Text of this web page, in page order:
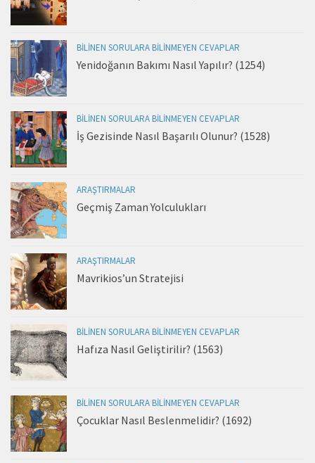
BILINEN SORULARA BILINMEYEN CEVAPLAR
Yenidoğanın Bakımı Nasıl Yapılır? (1254)
BILINEN SORULARA BILINMEYEN CEVAPLAR
İş Gezisinde Nasıl Başarılı Olunur? (1528)
ARAŞTIRMALAR
Geçmiş Zaman Yolculukları
ARAŞTIRMALAR
Mavrikios’un Stratejisi
BILINEN SORULARA BILINMEYEN CEVAPLAR
Hafıza Nasıl Geliştirilir? (1563)
BILINEN SORULARA BILINMEYEN CEVAPLAR
Çocuklar Nasıl Beslenmelidir? (1692)